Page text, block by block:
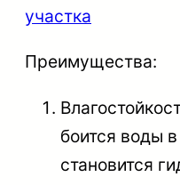
участка
Преимущества:
боится воды
становится